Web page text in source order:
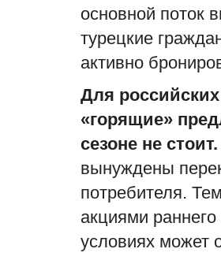
основной поток
турецкие
активно
Для
«горящие»
сезоне не стоит.
вынуждены
потребителя.
акциями
условиях может